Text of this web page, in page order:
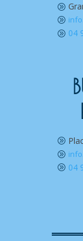
A
A
A 04
A
A
A 04